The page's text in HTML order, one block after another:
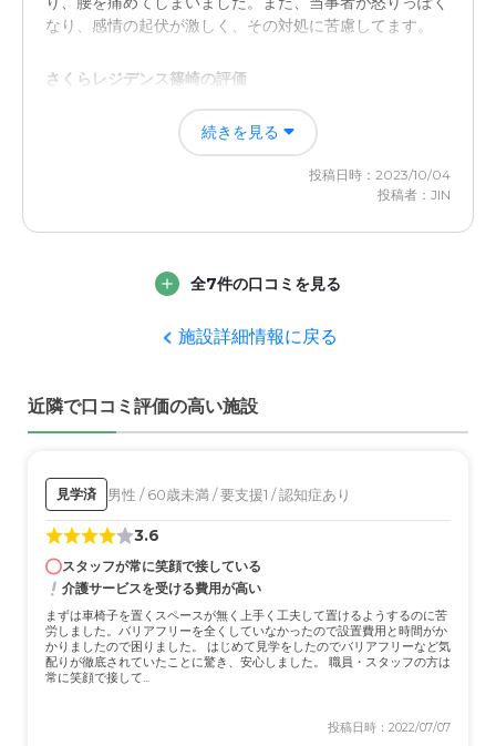
介護医療サービスについて
事ばかりでスタッフさんは優しく笑顔で介護してくれた
近隣環境や交通アクセスについて
我が家から大きな道路沿いに自転車で行ける距離だったの
が有り難い。交通アクセスはわからないです。
料金費用について
料金が適正なのかわかりませんが介護・リハビリステーシ
ョンがあり食事も個々に合わせてなので有り難いですね
なり、感情の起伏が激しく、その対処に苦慮してます。
さくらレジデンス篠崎の評価
明るくてオープンな環境と、施設の方々の丁寧な対応には
安心感と、安堵感を覚え、預けたくなりました。
職員・スタッフ・他入居者の雰囲気について
施設の外観や内装は明るさと清潔感があり、とても好印象
じがあって良かったです。
介護や医療サービスは、スタッフの方々が適切な対応をし
ており、安堵感や安心感が伝わり、好印象でした。
近隣環境や交通アクセスについて
近隣の環境は穏やかで過ごしやすい印象を受けました。交
通アクセスは高速道路を利用しやすく、千葉からのアクセ
スは良好でした。
料金については、施設の外観、内装、設備やスタッフの対
続きを見る
投稿日時：2023/10/04
投稿者：JIN
全7件の口コミを見る
施設詳細情報に戻る
近隣で口コミ評価の高い施設
見学済 男性 / 60歳未満 / 要支援1 / 認知症あり
3.6
スタッフが常に笑顔で接している
介護サービスを受ける費用が高い
まずは車椅子を置くスペースが無く上手く工夫して置けるようするのに苦
労しました。バリアフリーを全くしていなかったので設置費用と時間がか
かりましたので困りました。 はじめて見学をしたのでバリアフリーなど気
配りが徹底されていたことに驚き、安心しました。 職員・スタッフの方は
常に笑顔で接して...
投稿日時：2022/07/07